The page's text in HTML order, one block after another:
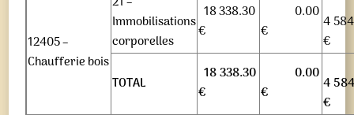
12405 –
Chaufferie bois
Immobilisations
corporelles
18 338.30
€
0.00
€
4
€
TOTAL
18 338.30
€
0.00
€
4
€